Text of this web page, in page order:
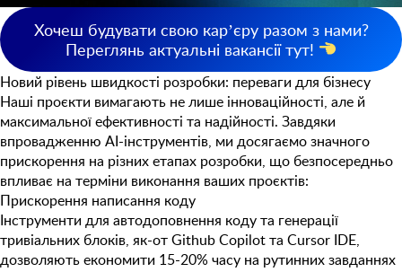
Хочеш будувати свою карʼєру разом з нами?
Переглянь актуальні вакансії тут!
Новий рівень швидкості розробки: переваги для бізнесу
Наші проєкти вимагають не лише інноваційності, але й
максимальної ефективності та надійності. Завдяки
впровадженню AI-інструментів, ми досягаємо значного
прискорення на різних етапах розробки, що безпосередньо
впливає на терміни виконання ваших проєктів:
Прискорення написання коду
Інструменти для автодоповнення коду та генерації
тривіальних блоків, як-отGithub Copilotта Cursor IDE,
дозволяють економити 15-20% часу на рутинних завданнях